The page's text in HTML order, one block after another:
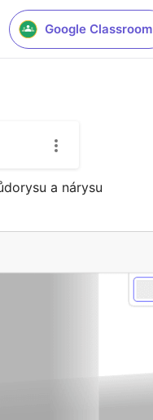
Google Classroom
a nárysu